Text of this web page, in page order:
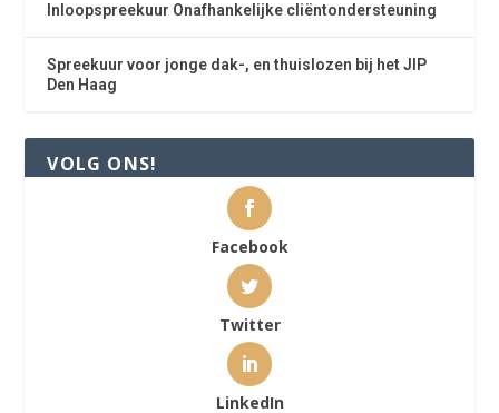
Inloopspreekuur Onafhankelijke cliëntondersteuning
Spreekuur voor jonge dak-, en thuislozen bij het JIP
Den Haag
VOLG ONS!
Facebook
Twitter
LinkedIn